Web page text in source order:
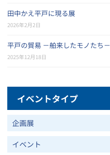
田中かえ平戸に現る展
2026年2月2日
平戸の貿易 －舶来したモノたち－
2025年12月18日
イベントタイプ
企画展
イベント